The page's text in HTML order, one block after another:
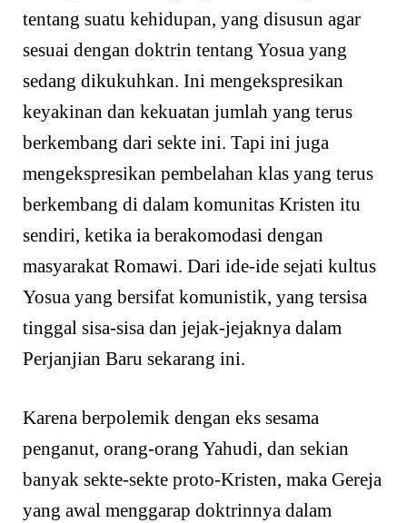
tentang suatu kehidupan, yang disusun agar
sesuai dengan doktrin tentang Yosua yang
sedang dikukuhkan. Ini mengekspresikan
keyakinan dan kekuatan jumlah yang terus
berkembang dari sekte ini. Tapi ini juga
mengekspresikan pembelahan klas yang terus
berkembang di dalam komunitas Kristen itu
sendiri, ketika ia berakomodasi dengan
masyarakat Romawi. Dari ide-ide sejati kultus
Yosua yang bersifat komunistik, yang tersisa
tinggal sisa-sisa dan jejak-jejaknya dalam
Perjanjian Baru sekarang ini.
Karena berpolemik dengan eks sesama
penganut, orang-orang Yahudi, dan sekian
banyak sekte-sekte proto-Kristen, maka Gereja
yang awal menggarap doktrinnya dalam